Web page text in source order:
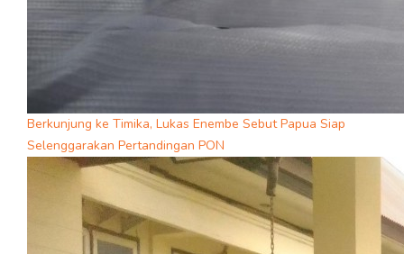
Berkunjung ke Timika, Lukas Enembe Sebut Papua Siap
Selenggarakan Pertandingan PON